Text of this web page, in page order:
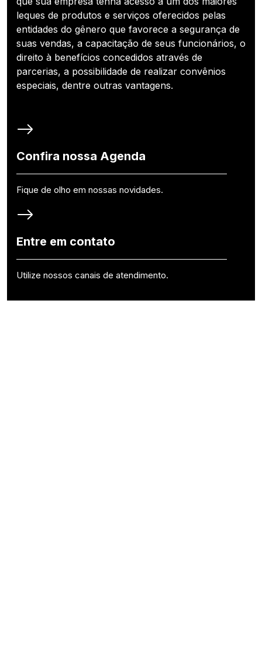
leques de produtos e serviços oferecidos pelas
entidades do gênero que favorece a segurança de
suas vendas, a capacitação de seus funcionários, o
direito à benefícios concedidos através de
parcerias, a possibilidade de realizar convênios
especiais, dentre outras vantagens.
Confira nossa Agenda
Fique de olho em nossas novidades.
Entre em contato
Utilize nossos canais de atendimento.